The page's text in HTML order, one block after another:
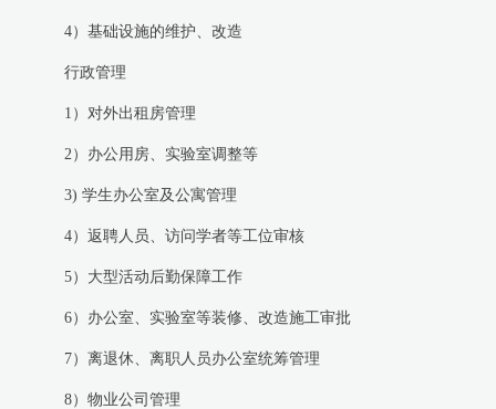
4）基础设施的维护、改造
行政管理
1）对外出租房管理
2）办公用房、实验室调整等
3) 学生办公室及公寓管理
4）返聘人员、访问学者等工位审核
5）大型活动后勤保障工作
6）办公室、实验室等装修、改造施工审批
7）离退休、离职人员办公室统筹管理
8）物业公司管理